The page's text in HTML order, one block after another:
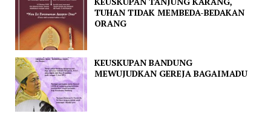
TUHAN TIDAK MEMBEDA-BEDAKAN
ORANG
KEUSKUPAN BANDUNG
MEWUJUDKAN GEREJA BAGAIMADU